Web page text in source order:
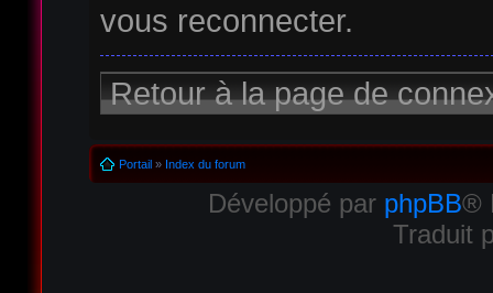
vous reconnecter.
Retour à la page de
Portail» Index du forum
Développé par phpBB®
Traduit